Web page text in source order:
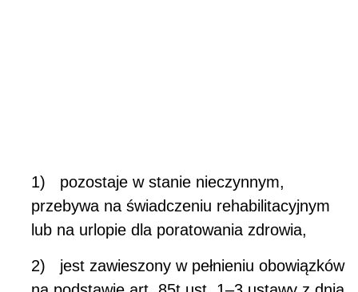
4) jest urlopowany lub całkowicie zwolniony
z obowiązku świadczenia pracy na
podstawie ustawy z dnia 23 maja 1991 r. o
związkach zawodowych.